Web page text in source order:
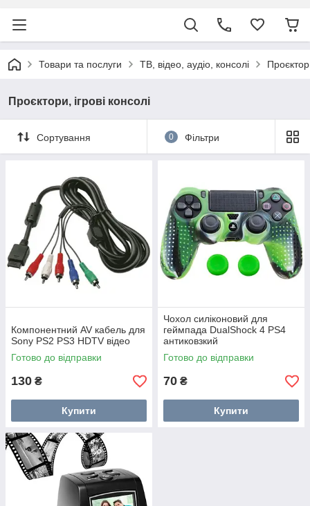
Товари та послуги ТВ, відео, аудіо, консолі
Проєктори, ігрові консолі
Сортування 0 Фільтри
Компонентний AV кабель для
Sony PS2 PS3 HDTV відео
Готово до відправки
130 ₴
Купити
Чохол силіконовий для
геймпада DualShock 4 PS4
антиковзкий
Готово до відправки
70 ₴
Купити